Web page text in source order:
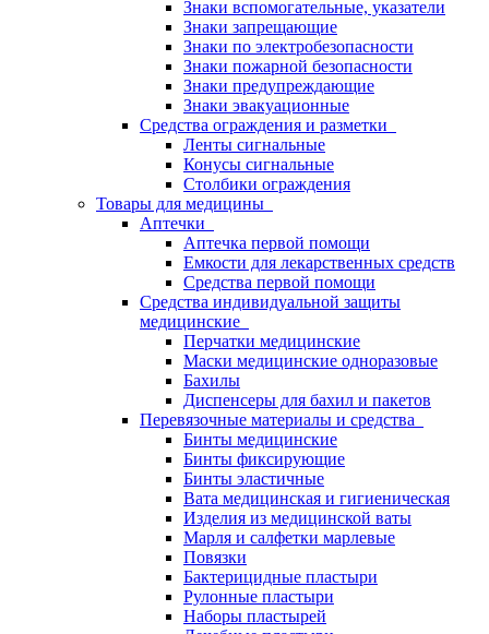
Знаки вспомогательные, указатели
Знаки запрещающие
Знаки по электробезопасности
Знаки пожарной безопасности
Знаки предупреждающие
Знаки эвакуационные
Средства ограждения и разметки
Ленты сигнальные
Конусы сигнальные
Столбики ограждения
Товары для медицины
Аптечки
Аптечка первой помощи
Емкости для лекарственных средств
Средства первой помощи
Средства индивидуальной защиты
медицинские
Перчатки медицинские
Маски медицинские одноразовые
Бахилы
Диспенсеры для бахил и пакетов
Перевязочные материалы и средства
Бинты медицинские
Бинты фиксирующие
Бинты эластичные
Вата медицинская и гигиеническая
Изделия из медицинской ваты
Марля и салфетки марлевые
Повязки
Бактерицидные пластыри
Рулонные пластыри
Наборы пластырей